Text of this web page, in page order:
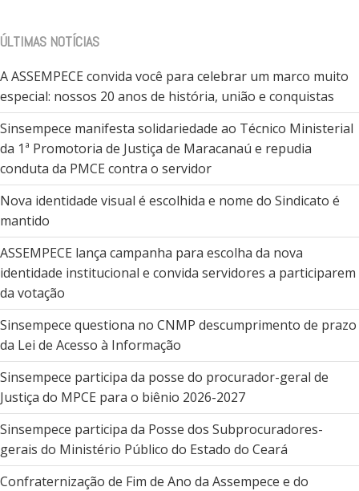
ÚLTIMAS NOTÍCIAS
A ASSEMPECE convida você para celebrar um marco muito
especial: nossos 20 anos de história, união e conquistas
Sinsempece manifesta solidariedade ao Técnico Ministerial
da 1ª Promotoria de Justiça de Maracanaú e repudia
conduta da PMCE contra o servidor
Nova identidade visual é escolhida e nome do Sindicato é
mantido
ASSEMPECE lança campanha para escolha da nova
identidade institucional e convida servidores a participarem
da votação
Sinsempece questiona no CNMP descumprimento de prazo
da Lei de Acesso à Informação
Sinsempece participa da posse do procurador-geral de
Justiça do MPCE para o biênio 2026-2027
Sinsempece participa da Posse dos Subprocuradores-
gerais do Ministério Público do Estado do Ceará
Confraternização de Fim de Ano da Assempece e do